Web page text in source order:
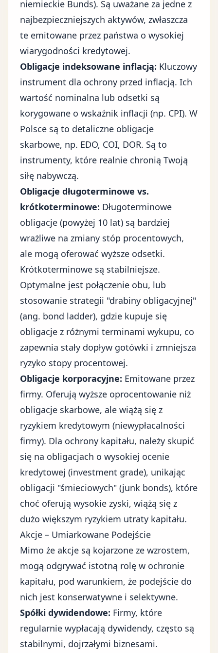
niemieckie Bunds). Są uważane za jedne z
najbezpieczniejszych aktywów, zwłaszcza
te emitowane przez państwa o wysokiej
wiarygodności kredytowej.
Obligacje indeksowane inflacją: Kluczowy
instrument dla ochrony przed inflacją. Ich
wartość nominalna lub odsetki są
korygowane o wskaźnik inflacji (np. CPI). W
Polsce są to detaliczne obligacje
skarbowe, np. EDO, COI, DOR. Są to
instrumenty, które realnie chronią Twoją
siłę nabywczą.
Obligacje długoterminowe vs.
krótkoterminowe: Długoterminowe
obligacje (powyżej 10 lat) są bardziej
wrażliwe na zmiany stóp procentowych,
ale mogą oferować wyższe odsetki.
Krótkoterminowe są stabilniejsze.
Optymalne jest połączenie obu, lub
stosowanie strategii "drabiny obligacyjnej"
(ang. bond ladder), gdzie kupuje się
obligacje z różnymi terminami wykupu, co
zapewnia stały dopływ gotówki i zmniejsza
ryzyko stopy procentowej.
Obligacje korporacyjne: Emitowane przez
firmy. Oferują wyższe oprocentowanie niż
obligacje skarbowe, ale wiążą się z
ryzykiem kredytowym (niewypłacalności
firmy). Dla ochrony kapitału, należy skupić
się na obligacjach o wysokiej ocenie
kredytowej (investment grade), unikając
obligacji "śmieciowych" (junk bonds), które
choć oferują wysokie zyski, wiążą się z
dużo większym ryzykiem utraty kapitału.
Akcje – Umiarkowane Podejście
Mimo że akcje są kojarzone ze wzrostem,
mogą odgrywać istotną rolę w ochronie
kapitału, pod warunkiem, że podejście do
nich jest konserwatywne i selektywne.
Spółki dywidendowe: Firmy, które
regularnie wypłacają dywidendy, często są
stabilnymi, dojrzałymi biznesami.